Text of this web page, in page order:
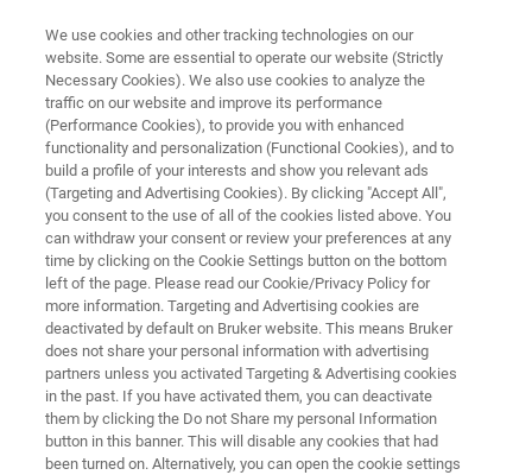
X射线荧光光谱（XRF）分析
S2 PUMA Series 2
分析 全能 快捷
We use cookies and other tracking technologies on our
website. Some are essential to operate our website (Strictly
Necessary Cookies). We also use cookies to analyze the
traffic on our website and improve its performance
(Performance Cookies), to provide you with enhanced
functionality and personalization (Functional Cookies), and to
build a profile of your interests and show you relevant ads
(Targeting and Advertising Cookies). By clicking "Accept All",
you consent to the use of all of the cookies listed above. You
can withdraw your consent or review your preferences at any
time by clicking on the Cookie Settings button on the bottom
left of the page. Please read our Cookie/Privacy Policy for
more information. Targeting and Advertising cookies are
deactivated by default on Bruker website. This means Bruker
does not share your personal information with advertising
partners unless you activated Targeting & Advertising cookies
in the past. If you have activated them, you can deactivate
them by clicking the Do not Share my personal Information
button in this banner. This will disable any cookies that had
been turned on. Alternatively, you can open the cookie settings